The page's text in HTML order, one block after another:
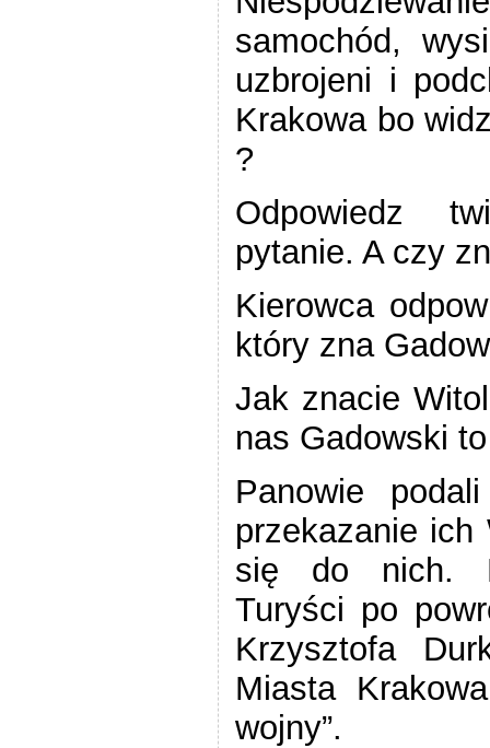
samochód,
uzbrojeni i
Krakowa bo
?
Odpowiedz
pytanie. A czy
Kierowca
który zna
Jak znacie
nas Gadowski
Panowie
przekazanie ich
się do nich.
Turyści po
Krzysztofa
Miasta
wojny”.